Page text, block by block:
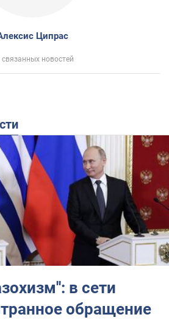
Ципрас
связанных новостей
в сети
обращение